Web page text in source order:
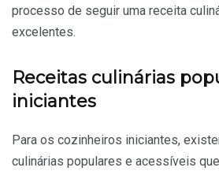
processo de seguir uma receita
excelentes.
Receitas culinárias
iniciantes
Para os cozinheiros iniciantes,
culinárias populares e acessíveis